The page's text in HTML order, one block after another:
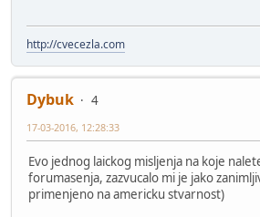
http://cvecezla.com
Dybuk
4
17-03-2016, 12:28:33
Evo jednog laickog misljenja na koje
forumasenja, zazvucalo mi je jako
primenjeno na americku stvarnost)